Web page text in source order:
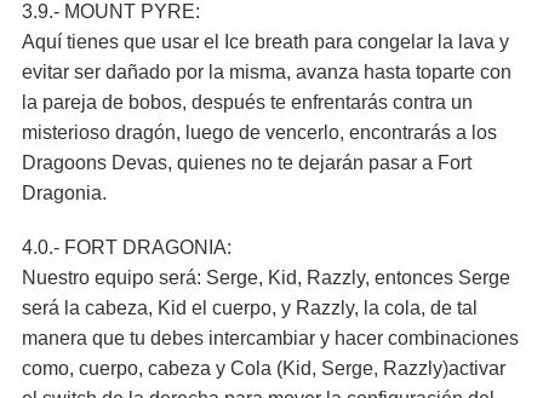
3.9.- MOUNT PYRE:
Aquí tienes que usar el Ice breath para congelar la lava y
evitar ser dañado por la misma, avanza hasta toparte con
la pareja de bobos, después te enfrentarás contra un
misterioso dragón, luego de vencerlo, encontrarás a los
Dragoons Devas, quienes no te dejarán pasar a Fort
Dragonia.
4.0.- FORT DRAGONIA:
Nuestro equipo será: Serge, Kid, Razzly, entonces Serge
será la cabeza, Kid el cuerpo, y Razzly, la cola, de tal
manera que tu debes intercambiar y hacer combinaciones
como, cuerpo, cabeza y Cola (Kid, Serge, Razzly)activar